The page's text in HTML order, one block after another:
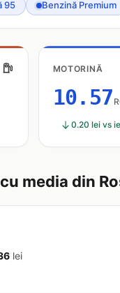
95 Benzină Premium
MOTORINĂ
10.57
0.20 lei vs
media din
lei